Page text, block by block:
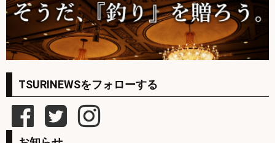
TSURINEWSをフォローする